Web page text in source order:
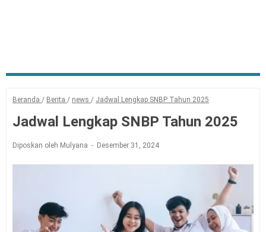
Beranda / Berita / news / Jadwal Lengkap SNBP Tahun 2025
Jadwal Lengkap SNBP Tahun 2025
Diposkan oleh Mulyana Desember 31, 2024